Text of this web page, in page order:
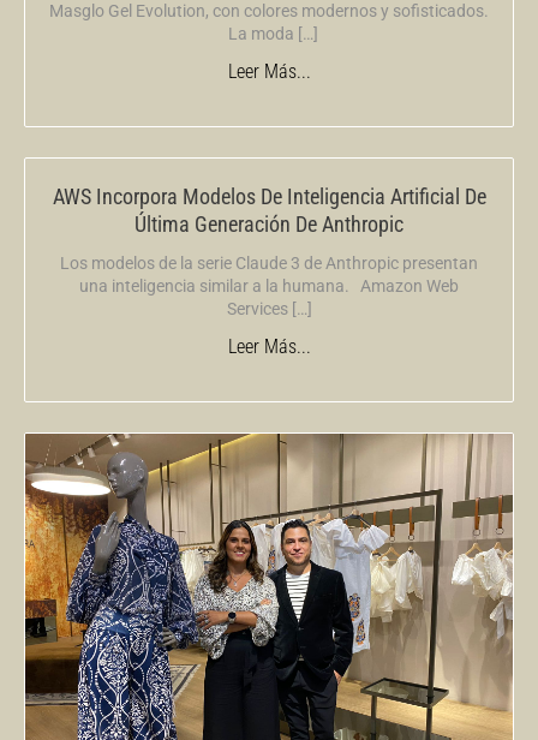
Masglo Gel Evolution, con colores modernos y sofisticados.
La moda […]
Leer Más...
AWS Incorpora Modelos De Inteligencia Artificial De
Última Generación De Anthropic
Los modelos de la serie Claude 3 de Anthropic presentan
una inteligencia similar a la humana. Amazon Web
Services […]
Leer Más...